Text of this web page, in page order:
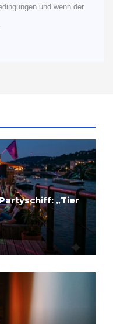
und wenn der
„Tier